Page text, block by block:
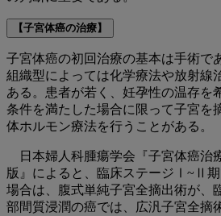
【子宮体癌の治療】
子宮体癌の初回治療の基本は手術で
組織型によっては化学療法や放射線
ある。患者が若く、妊孕性の温存を
条件を満たした場合に限って子宮を
体ホルモン療法を行うことがある。
日本婦人科腫瘍学会『子宮体癌治
版』によると、臨床ステージⅠ~Ⅱ期
場合は、腹式単純子宮全摘出術が、
部間質浸潤の癌では、広汎子宮全摘